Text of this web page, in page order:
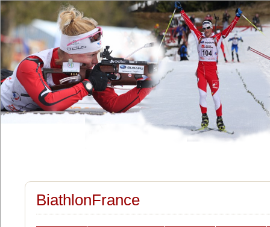
BiathlonFrance